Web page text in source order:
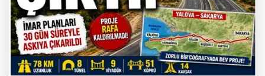
TONAMİ KÖPRÜSÜ'NDE PANİK!
GÜNEY MARMARA OTOYOLU İMAR
PLANLARI ASKIDA!